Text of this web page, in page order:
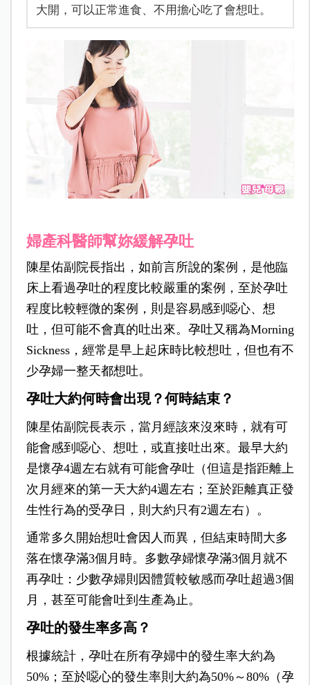
大開，可以正常進食、不用擔心吃了會想吐。
婦產科醫師幫妳緩解孕吐
陳星佑副院長指出，如前言所說的案例，是他臨
床上看過孕吐的程度比較嚴重的案例，至於孕吐
程度比較輕微的案例，則是容易感到噁心、想
吐，但可能不會真的吐出來。孕吐又稱為Morning
Sickness，經常是早上起床時比較想吐，但也有不
少孕婦一整天都想吐。
孕吐大約何時會出現？何時結束？
陳星佑副院長表示，當月經該來沒來時，就有可
能會感到噁心、想吐，或直接吐出來。最早大約
是懷孕4週左右就有可能會孕吐（但這是指距離上
次月經來的第一天大約4週左右；至於距離真正發
生性行為的受孕日，則大約只有2週左右）。
通常多久開始想吐會因人而異，但結束時間大多
落在懷孕滿3個月時。多數孕婦懷孕滿3個月就不
再孕吐：少數孕婦則因體質較敏感而孕吐超過3個
月，甚至可能會吐到生產為止。
孕吐的發生率多高？
根據統計，孕吐在所有孕婦中的發生率大約為
50%；至於噁心的發生率則大約為50%～80%（孕